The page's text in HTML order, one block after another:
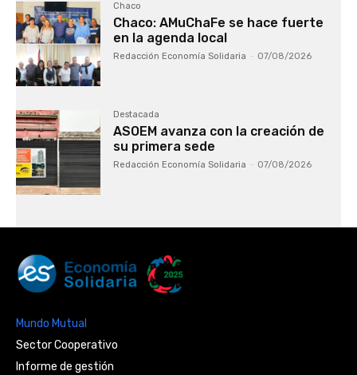
Chaco
Chaco: AMuChaFe se hace fuerte
en la agenda local
Redacción Economía Solidaria - 07/08/2026
Destacada
ASOEM avanza con la creación de
su primera sede
Redacción Economía Solidaria - 07/08/2026
Mundo Mutual
Sector Cooperativo
Informe de gestión